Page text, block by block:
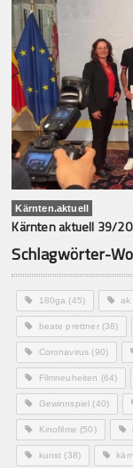
Kärnten.aktuell
Kärnten aktuell 39/
Schlagwörter-
180ga (45) ak
beate prettner(38)
Coronavirus (90)
Filmneuheiten (64)
Gewinnspiel (40)
Kinofilme (50)
kunst (38)